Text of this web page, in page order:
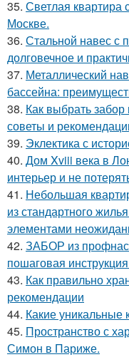
35. Светлая квартира
Москве.
36. Стальной навес с
долговечное и
37. Металлический
бассейна:
38. Как выбрать
советы и
39. Эклектика с
40. Дом Xviii века в
интерьер и не
41. Небольшая
из стандартного
элементами
42. ЗАБОР из
пошаговая
43. Как правильно
рекомендации
44. Какие уникальные
45. Пространство с
Симон в Париже.